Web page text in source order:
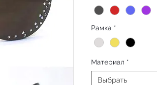
Рамка *
Материал *
Выбрать